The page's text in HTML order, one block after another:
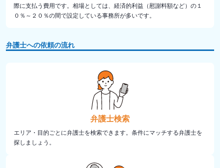
際に支払う費用です。相場としては、経済的利益（慰謝料額など）の１
０％～２０％の間で設定している事務所が多いです。
弁護士への依頼の流れ
弁護士検索
エリア・目的ごとに弁護士を検索できます。条件にマッチする弁護士を
探しましょう。